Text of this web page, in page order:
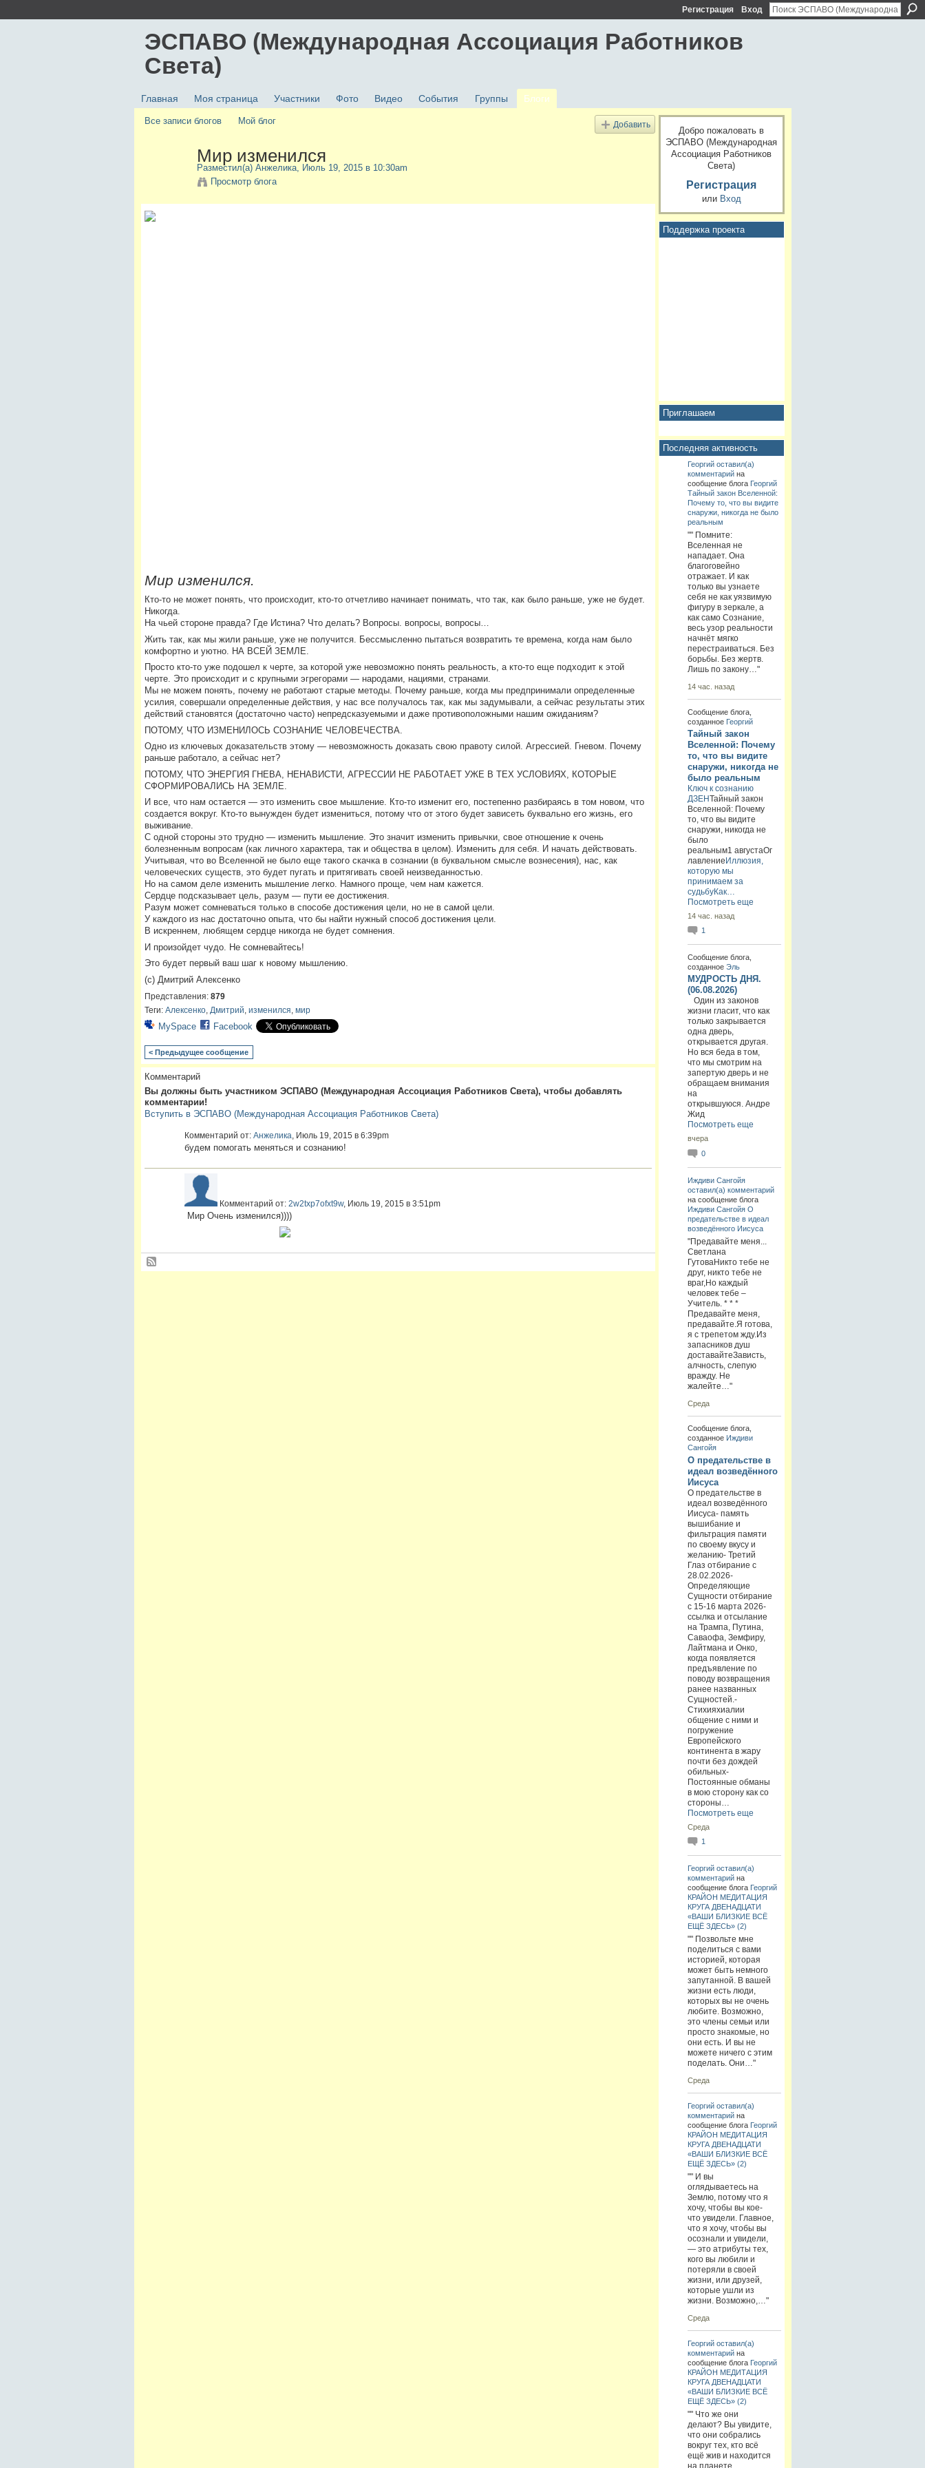
Регистрация Вход
ЭСПАВО (Международная Ассоциация Работников
Света)
Главная Моя страница Участники Фото Видео События Группы Блоги
Все записи блогов Мой блог Добавить
Мир изменился
Разместил(а) Анжелика, Июль 19, 2015 в 10:30am
Просмотр блога
Мир изменился.
Кто-то не может понять, что происходит, кто-то отчетливо начинает понимать, что так, как было раньше, уже не будет.
Никогда.
На чьей стороне правда? Где Истина? Что делать? Вопросы. вопросы, вопросы…
Жить так, как мы жили раньше, уже не получится. Бессмысленно пытаться возвратить те времена, когда нам было
комфортно и уютно. НА ВСЕЙ ЗЕМЛЕ.
Просто кто-то уже подошел к черте, за которой уже невозможно понять реальность, а кто-то еще подходит к этой
черте. Это происходит и с крупными эгрегорами — народами, нациями, странами.
Мы не можем понять, почему не работают старые методы. Почему раньше, когда мы предпринимали определенные
усилия, совершали определенные действия, у нас все получалось так, как мы задумывали, а сейчас результаты этих
действий становятся (достаточно часто) непредсказуемыми и даже противоположными нашим ожиданиям?
ПОТОМУ, ЧТО ИЗМЕНИЛОСЬ СОЗНАНИЕ ЧЕЛОВЕЧЕСТВА.
Одно из ключевых доказательств этому — невозможность доказать свою правоту силой. Агрессией. Гневом. Почему
раньше работало, а сейчас нет?
ПОТОМУ, ЧТО ЭНЕРГИЯ ГНЕВА, НЕНАВИСТИ, АГРЕССИИ НЕ РАБОТАЕТ УЖЕ В ТЕХ УСЛОВИЯХ, КОТОРЫЕ
СФОРМИРОВАЛИСЬ НА ЗЕМЛЕ.
И все, что нам остается — это изменить свое мышление. Кто-то изменит его, постепенно разбираясь в том новом, что
создается вокруг. Кто-то вынужден будет измениться, потому что от этого будет зависеть буквально его жизнь, его
выживание.
С одной стороны это трудно — изменить мышление. Это значит изменить привычки, свое отношение к очень
болезненным вопросам (как личного характера, так и общества в целом). Изменить для себя. И начать действовать.
Учитывая, что во Вселенной не было еще такого скачка в сознании (в буквальном смысле вознесения), нас, как
человеческих существ, это будет пугать и притягивать своей неизведанностью.
Но на самом деле изменить мышление легко. Намного проще, чем нам кажется.
Сердце подсказывает цель, разум — пути ее достижения.
Разум может сомневаться только в способе достижения цели, но не в самой цели.
У каждого из нас достаточно опыта, что бы найти нужный способ достижения цели.
В искреннем, любящем сердце никогда не будет сомнения.
И произойдет чудо. Не сомневайтесь!
Это будет первый ваш шаг к новому мышлению.
(с) Дмитрий Алексенко
Представления: 879
Теги: Алексенко, Дмитрий, изменился, мир
MySpace Facebook
< Предыдущее сообщение
Комментарий
Вы должны быть участником ЭСПАВО (Международная Ассоциация Работников Света), чтобы добавлять
комментарии!
Вступить в ЭСПАВО (Международная Ассоциация Работников Света)
Комментарий от: Анжелика , Июль 19, 2015 в 6:39pm
будем помогать меняться и сознанию!
Комментарий от: 2w2txp7ofxt9w, Июль 19, 2015 в 3:51pm
Мир Очень изменился))))
Добро пожаловать в
ЭСПАВО (Международная
Ассоциация Работников
Света)
Регистрация
или Вход
Поддержка проекта
Приглашаем
Последняя активность
Георгий оставил(а)
комментарийна
сообщение блога Георгий
Тайный закон Вселенной:
Почему то, что вы видите
снаружи, никогда не было
реальным
"" Помните:
Вселенная не
нападает. Она
благоговейно
отражает. И как
только вы узнаете
себя не как уязвимую
фигуру в зеркале, а
как само Сознание,
весь узор реальности
начнёт мягко
перестраиваться. Без
борьбы. Без жертв.
Лишь по закону…"
14 час. назад
Сообщение блога,
созданное Георгий
Тайный закон
Вселенной: Почему
то, что вы видите
снаружи, никогда не
было реальным
Ключ к сознанию
ДЗЕНТайный закон
Вселенной: Почему
то, что вы видите
снаружи, никогда не
было
реальным1 августаОг
лавлениеИллюзия,
которую мы
принимаем за
судьбуКак…
Посмотреть еще
14 час. назад
1
Сообщение блога,
созданное Эль
МУДРОСТЬ ДНЯ.
(06.08.2026)
Один из законов
жизни гласит, что как
только закрывается
одна дверь,
открывается другая.
Но вся беда в том,
что мы смотрим на
запертую дверь и не
обращаем внимания
на
открывшуюся. Андре
Жид
Посмотреть еще
вчера
0
Иждиви Сангойя
оставил(а) комментарий
на сообщение блога
Иждиви Сангойя О
предательстве в идеал
возведённого Иисуса
"Предавайте меня...
Светлана
ГутоваНикто тебе не
друг, никто тебе не
враг,Но каждый
человек тебе –
Учитель. * * *
Предавайте меня,
предавайте.Я готова,
я с трепетом жду.Из
запасников душ
доставайтеЗависть,
алчность, слепую
вражду. Не
жалейте…"
Среда
Сообщение блога,
созданное Иждиви
Сангойя
О предательстве в
идеал возведённого
Иисуса
О предательстве в
идеал возведённого
Иисуса- память
вышибание и
фильтрация памяти
по своему вкусу и
желанию- Третий
Глаз отбирание с
28.02.2026-
Определяющие
Сущности отбирание
с 15-16 марта 2026-
ссылка и отсылание
на Трампа, Путина,
Саваофа, Земфиру,
Лайтмана и Онко,
когда появляется
предъявление по
поводу возвращения
ранее названных
Сущностей.-
Стихияхиалии
общение с ними и
погружение
Европейского
континента в жару
почти без дождей
обильных-
Постоянные обманы
в мою сторону как со
стороны…
Посмотреть еще
Среда
1
Георгий оставил(а)
комментарийна
сообщение блога Георгий
КРАЙОН МЕДИТАЦИЯ
КРУГА ДВЕНАДЦАТИ
«ВАШИ БЛИЗКИЕ ВСЁ
ЕЩЁ ЗДЕСЬ» (2)
"" Позвольте мне
поделиться с вами
историей, которая
может быть немного
запутанной. В вашей
жизни есть люди,
которых вы не очень
любите. Возможно,
это члены семьи или
просто знакомые, но
они есть. И вы не
можете ничего с этим
поделать. Они…"
Среда
Георгий оставил(а)
комментарийна
сообщение блога Георгий
КРАЙОН МЕДИТАЦИЯ
КРУГА ДВЕНАДЦАТИ
«ВАШИ БЛИЗКИЕ ВСЁ
ЕЩЁ ЗДЕСЬ» (2)
"" И вы
оглядываетесь на
Землю, потому что я
хочу, чтобы вы кое-
что увидели. Главное,
что я хочу, чтобы вы
осознали и увидели,
— это атрибуты тех,
кого вы любили и
потеряли в своей
жизни, или друзей,
которые ушли из
жизни. Возможно,…"
Среда
Георгий оставил(а)
комментарийна
сообщение блога Георгий
КРАЙОН МЕДИТАЦИЯ
КРУГА ДВЕНАДЦАТИ
«ВАШИ БЛИЗКИЕ ВСЁ
ЕЩЁ ЗДЕСЬ» (2)
"" Что же они
делают? Вы увидите,
что они собрались
вокруг тех, кто всё
ещё жив и находится
на планете.